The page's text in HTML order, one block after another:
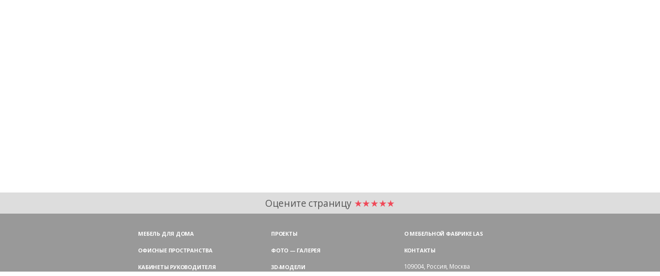
Оцените страницу ★★★★★
МЕБЕЛЬ ДЛЯ ДОМА
ОФИСНЫЕ ПРОСТРАНСТВА
КАБИНЕТЫ РУКОВОДИТЕЛЯ
ПРОЕКТЫ
ФОТО — ГАЛЕРЕЯ
3D-МОДЕЛИ
О МЕБЕЛЬНОЙ ФАБРИКЕ LAS
КОНТАКТЫ
109004, Россия, Москва